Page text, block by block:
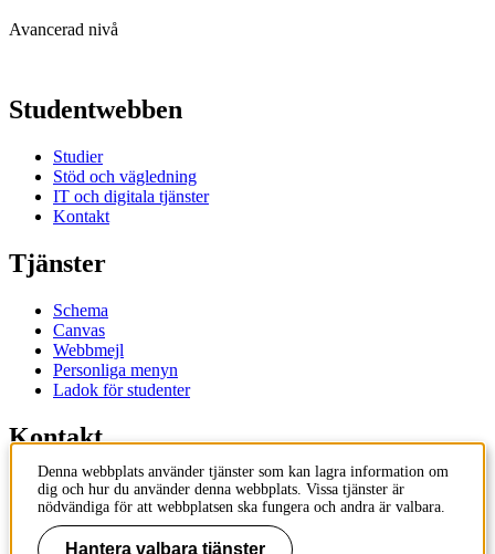
Avancerad nivå
Studentwebben
Studier
Stöd och vägledning
IT och digitala tjänster
Kontakt
Tjänster
Schema
Canvas
Webbmejl
Personliga menyn
Ladok för studenter
Kontakt
Kontakta utbildningsprogram
Kontakta kurs
IT-support
KTH Entré
Denna webbplats använder tjänster som kan lagra information om
dig och hur du använder denna webbplats. Vissa tjänster är
nödvändiga för att webbplatsen ska fungera och andra är valbara.
Hantera valbara tjänster